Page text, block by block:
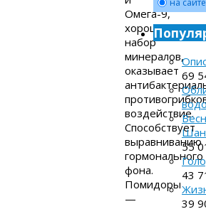
Омега-9,
хороший
набор
минералов,
оказывает
воздействие.
Способствует
выравниванию
гормонального
фона.
Помидоры
—
на сайте
69
55
43
39